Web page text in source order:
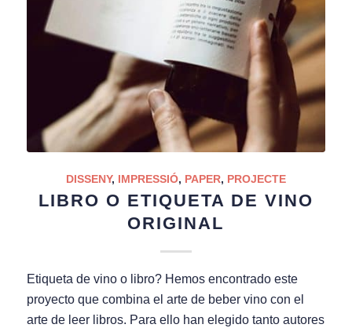
DISSENY, IMPRESSIÓ, PAPER, PROJECTE
LIBRO O ETIQUETA DE VINO
ORIGINAL
Etiqueta de vino o libro? Hemos encontrado este
proyecto que combina el arte de beber vino con el
arte de leer libros. Para ello han elegido tanto autores